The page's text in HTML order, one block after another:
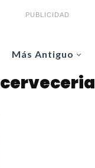
PUBLICIDAD
Más Antiguo
cerveceria